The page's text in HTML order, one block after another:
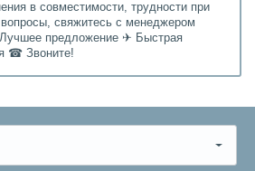
в совместимости, трудности при
свяжитесь с менеджером
предложение ✈ Быстрая
☎ Звоните!